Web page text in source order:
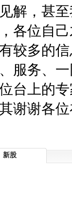
解，甚
各位自
较多的
服务、
台上的
谢谢各
新股